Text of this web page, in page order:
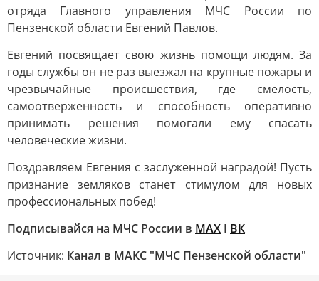
отряда Главного управления МЧС России по
Пензенской области Евгений Павлов.
Евгений посвящает свою жизнь помощи людям. За
годы службы он не раз выезжал на крупные пожары и
чрезвычайные происшествия, где смелость,
самоотверженность и способность оперативно
принимать решения помогали ему спасать
человеческие жизни.
Поздравляем Евгения с заслуженной наградой! Пусть
признание земляков станет стимулом для новых
профессиональных побед!
Подписывайся на МЧС России в MAX I ВК
Источник: Канал в МАКС "МЧС Пензенской области"